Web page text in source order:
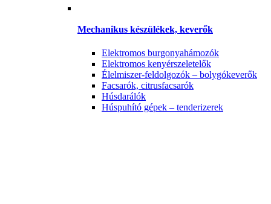
Mechanikus készülékek, keverők
Elektromos burgonyahámozók
Elektromos kenyérszeletelők
Élelmiszer-feldolgozók – bolygókeverők
Facsarók, citrusfacsarók
Húsdarálók
Húspuhító gépek – tenderizerek